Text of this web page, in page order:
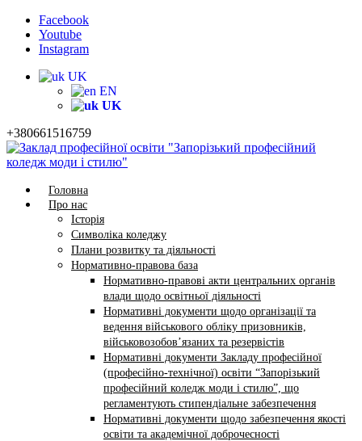
Facebook
Youtube
Instagram
UK
EN
UK
+380661516759
Головна
Про нас
Історія
Символіка коледжу
Плани розвитку та діяльності
Нормативно-правова база
Нормативно-правові акти центральних органів
влади щодо освітньої діяльності
Нормативні документи щодо організації та
ведення військового обліку призовників,
військовозобов’язаних та резервістів
Нормативні документи Закладу професійної
(професійно-технічної) освіти “Запорізький
професійний коледж моди і стилю”, що
регламентують стипендіальне забезпечення
Нормативні документи щодо забезпечення якості
освіти та академічної доброчесності